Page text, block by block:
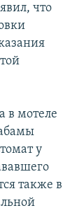
что
в мотеле
у
также в